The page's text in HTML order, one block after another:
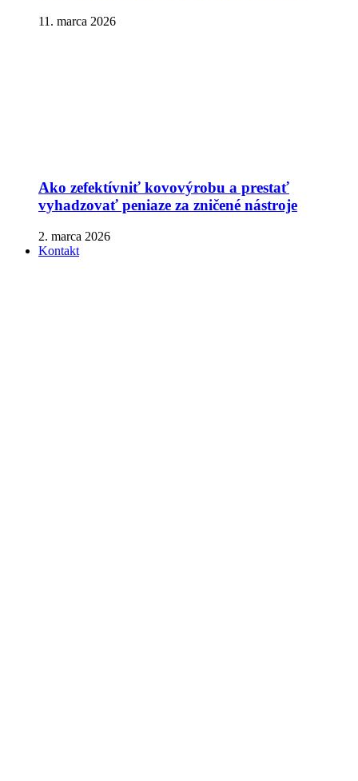
11. marca 2026
Ako zefektívniť kovovýrobu a prestať
vyhadzovať peniaze za zničené nástroje
2. marca 2026
Kontakt